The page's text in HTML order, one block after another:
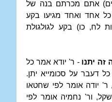
אתם מכרתם בנה של
אחד ואחד מגיעו בקע
לח, כו) בקע לגולגולת
יתנו - ר' יודא אמר כל
דעבר על סכומייא יתן.
יודה אומר לפי שחטאו
ור' נחמיה אומר לפי